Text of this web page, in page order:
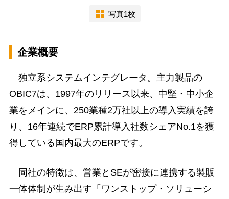
写真1枚
企業概要
独立系システムインテグレータ。主力製品の
OBIC7は、1997年のリリース以来、中堅・中小企
業をメインに、250業種2万社以上の導入実績を誇
り、16年連続でERP累計導入社数シェアNo.1を獲
得している国内最大のERPです。
同社の特徴は、営業とSEが密接に連携する製販
一体体制が生み出す「ワンストップ・ソリューシ